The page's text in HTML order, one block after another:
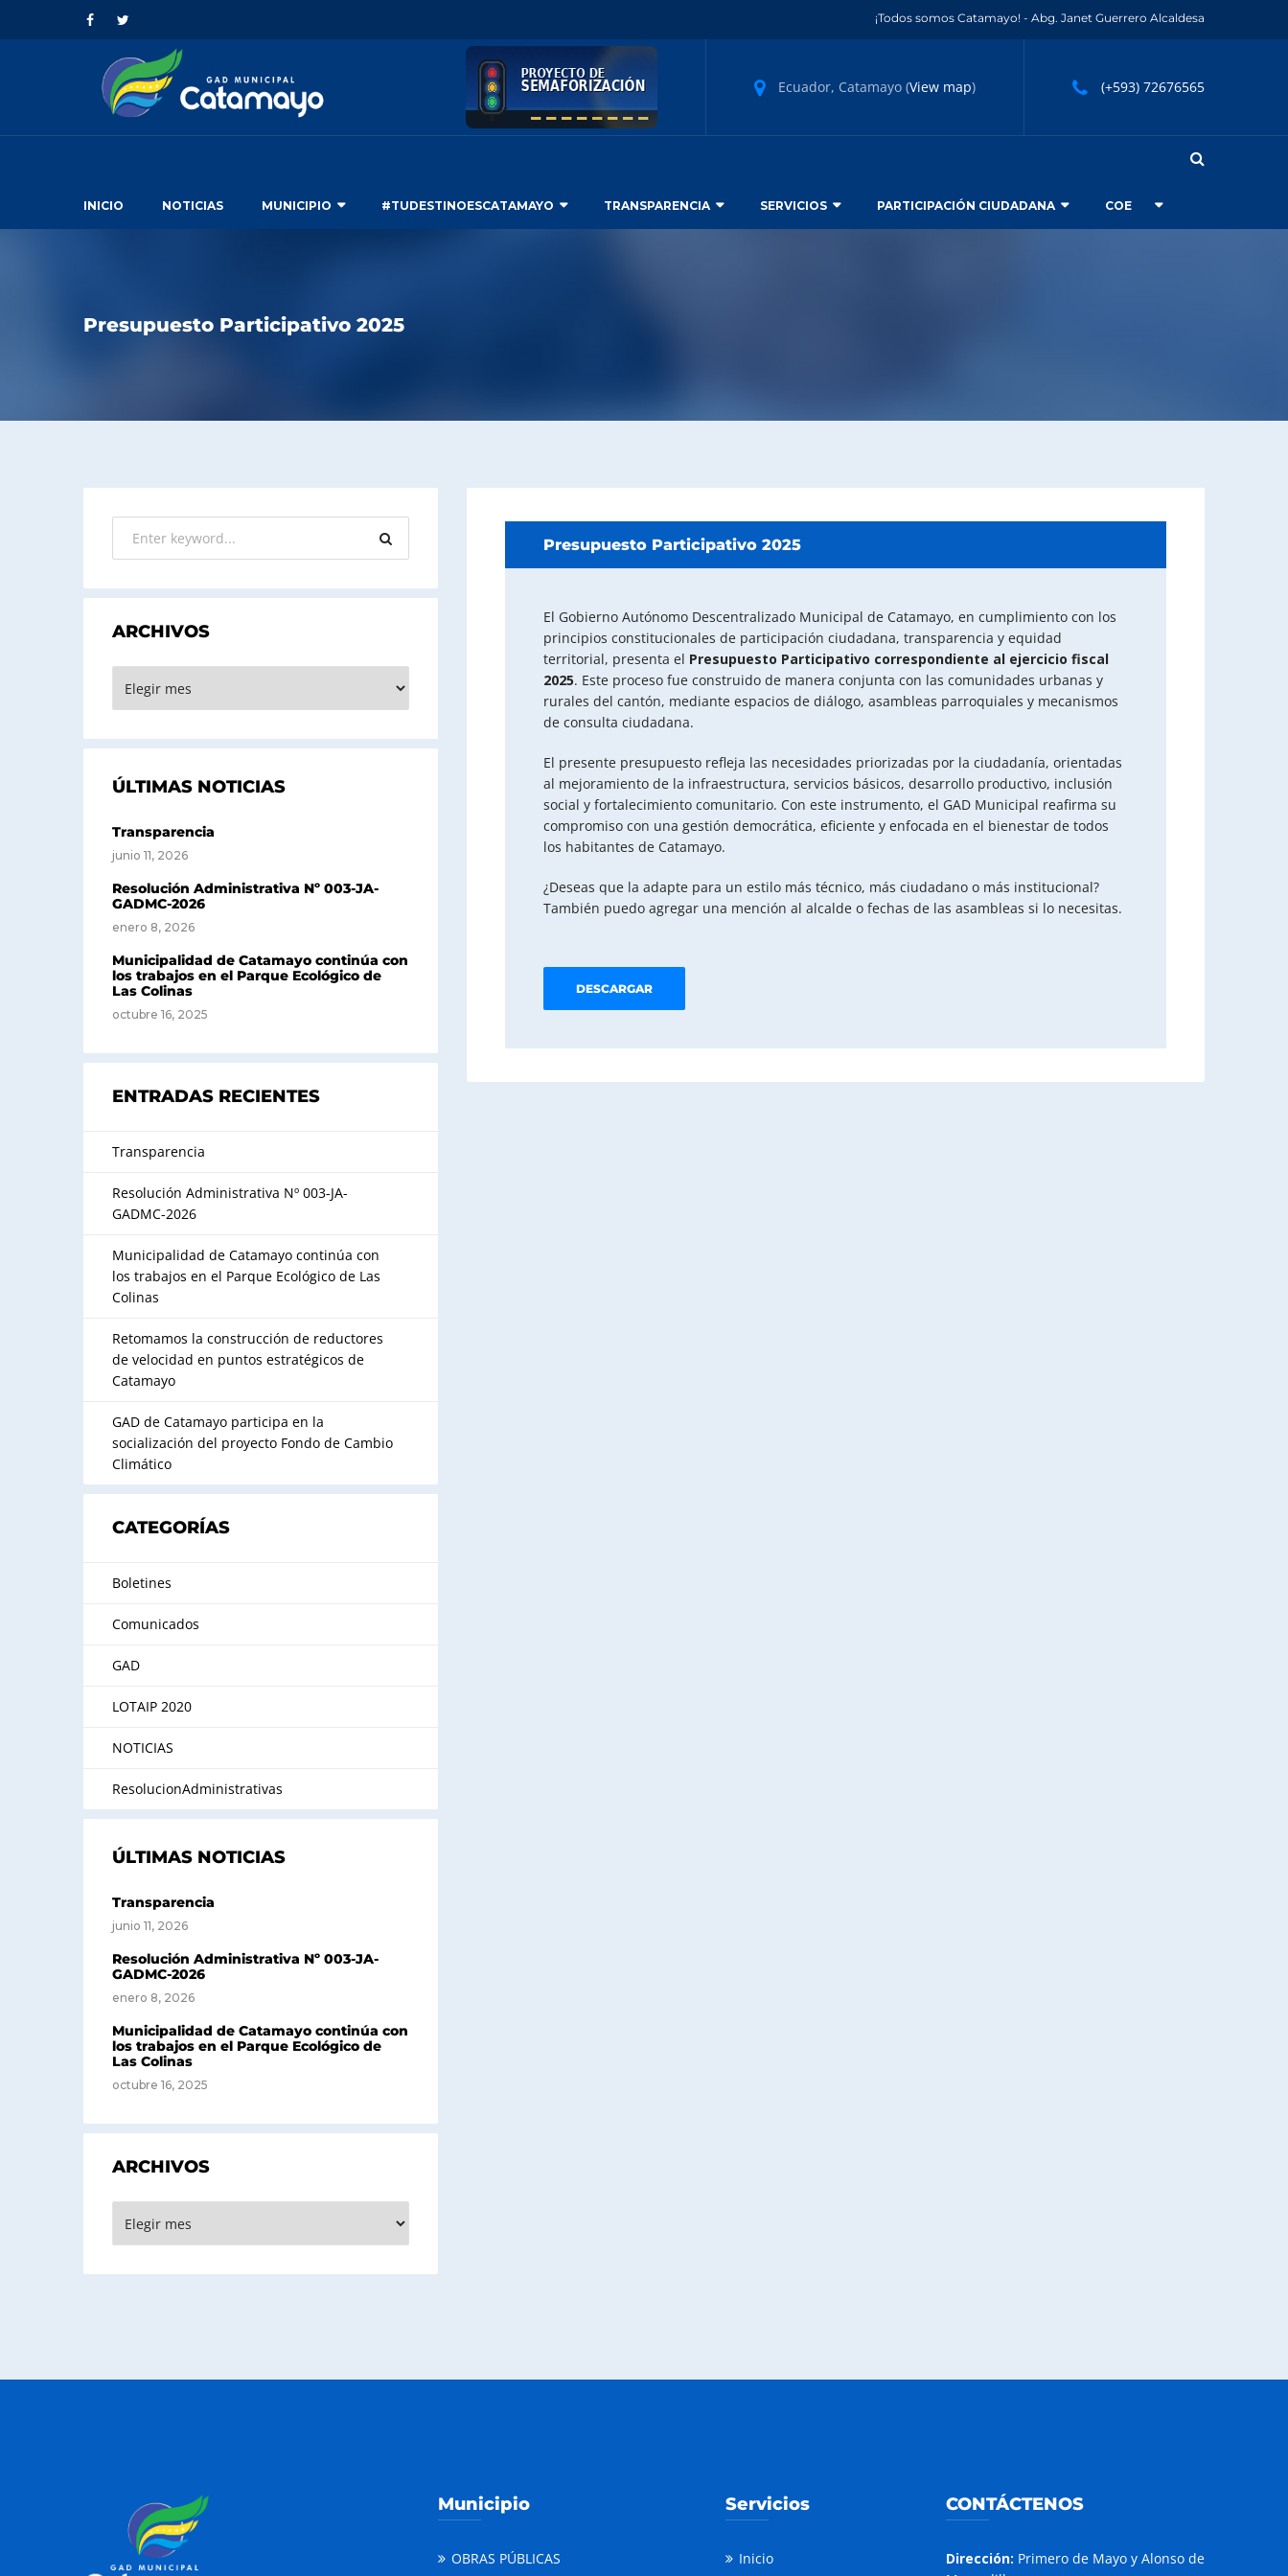
¡Todos somos Catamayo! - Abg. Janet Guerrero Alcaldesa
Ecuador, Catamayo (View map) (+593) 72676565
INICIO NOTICIAS MUNICIPIO #TUDESTINOESCATAMAYO TRANSPARENCIA SERVICIOS PARTICIPACIÓN CIUDADANA COE
Presupuesto Participativo 2025
Presupuesto Participativo 2025
El Gobierno Autónomo Descentralizado Municipal de Catamayo, en cumplimiento con los
principios constitucionales de participación ciudadana, transparencia y equidad
territorial, presenta el Presupuesto Participativo correspondiente al ejercicio fiscal
2025. Este proceso fue construido de manera conjunta con las comunidades urbanas y
rurales del cantón, mediante espacios de diálogo, asambleas parroquiales y mecanismos
de consulta ciudadana.
El presente presupuesto refleja las necesidades priorizadas por la ciudadanía, orientadas
al mejoramiento de la infraestructura, servicios básicos, desarrollo productivo, inclusión
social y fortalecimiento comunitario. Con este instrumento, el GAD Municipal reafirma su
compromiso con una gestión democrática, eficiente y enfocada en el bienestar de todos
los habitantes de Catamayo.
¿Deseas que la adapte para un estilo más técnico, más ciudadano o más institucional?
También puedo agregar una mención al alcalde o fechas de las asambleas si lo necesitas.
DESCARGAR
ARCHIVOS
ÚLTIMAS NOTICIAS
Transparencia
junio 11, 2026
Resolución Administrativa Nº 003-JA-
GADMC-2026
enero 8, 2026
Municipalidad de Catamayo continúa con
los trabajos en el Parque Ecológico de
Las Colinas
octubre 16, 2025
ENTRADAS RECIENTES
Transparencia
Resolución Administrativa Nº 003-JA-
GADMC-2026
Municipalidad de Catamayo continúa con
los trabajos en el Parque Ecológico de Las
Colinas
Retomamos la construcción de reductores
de velocidad en puntos estratégicos de
Catamayo
GAD de Catamayo participa en la
socialización del proyecto Fondo de Cambio
Climático
CATEGORÍAS
Boletines
Comunicados
GAD
LOTAIP 2020
NOTICIAS
ResolucionAdministrativas
ÚLTIMAS NOTICIAS
Transparencia
junio 11, 2026
Resolución Administrativa Nº 003-JA-
GADMC-2026
enero 8, 2026
Municipalidad de Catamayo continúa con
los trabajos en el Parque Ecológico de
Las Colinas
octubre 16, 2025
ARCHIVOS
Municipio
OBRAS PÚBLICAS
Servicios
Inicio
CONTÁCTENOS
Dirección: Primero de Mayo y Alonso de